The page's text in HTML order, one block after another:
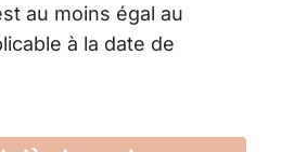
au moins égal au
à la date de